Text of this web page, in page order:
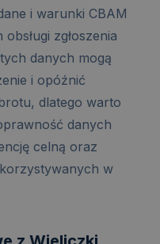
i warunki CBAM
zgłoszenia
danych mogą
i opóźnić
dlatego warto
danych
celną oraz
w